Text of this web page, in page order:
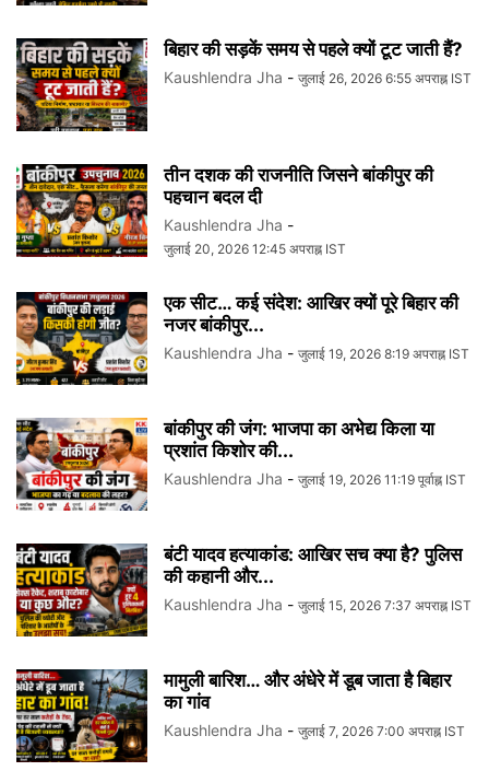
बिहार की सड़कें समय से पहले क्यों टूट जाती हैं?
Kaushlendra Jha - जुलाई 26, 2026 6:55 अपराह्न IST
तीन दशक की राजनीति जिसने बांकीपुर की
पहचान बदल दी
Kaushlendra Jha -
जुलाई 20, 2026 12:45 अपराह्न IST
एक सीट… कई संदेश: आखिर क्यों पूरे बिहार की
नजर बांकीपुर...
Kaushlendra Jha - जुलाई 19, 2026 8:19 अपराह्न IST
बांकीपुर की जंग: भाजपा का अभेद्य किला या
प्रशांत किशोर की...
Kaushlendra Jha - जुलाई 19, 2026 11:19 पूर्वाह्न IST
बंटी यादव हत्याकांड: आखिर सच क्या है? पुलिस
की कहानी और...
Kaushlendra Jha - जुलाई 15, 2026 7:37 अपराह्न IST
मामुली बारिश… और अंधेरे में डूब जाता है बिहार
का गांव
Kaushlendra Jha - जुलाई 7, 2026 7:00 अपराह्न IST